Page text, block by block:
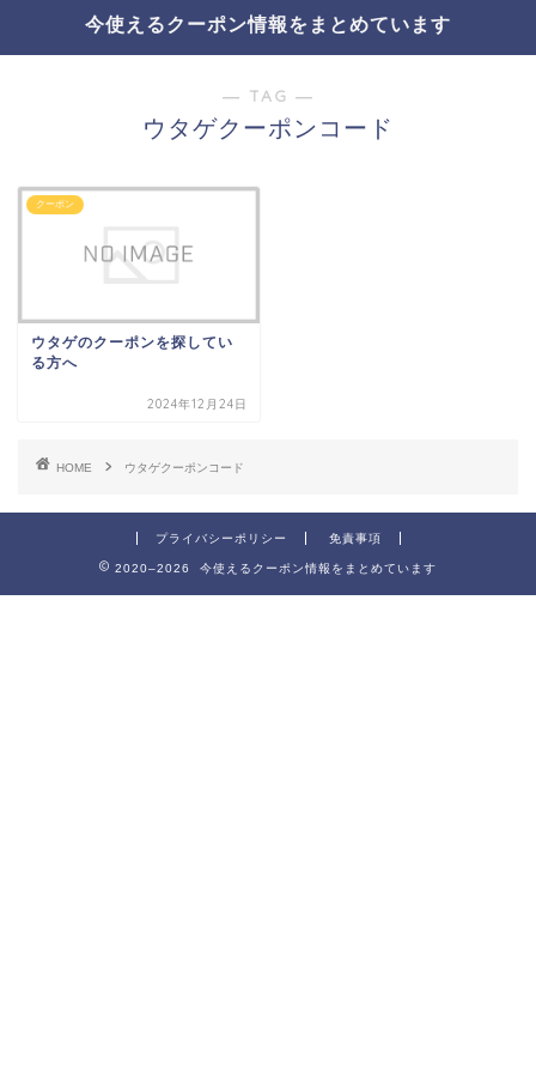
今使えるクーポン情報をまとめています
― TAG ―
ウタゲクーポンコード
クーポン
ウタゲのクーポンを探してい
る方へ
2024年12月24日
HOME ウタゲクーポンコード
プライバシーポリシー 免責事項
2020–2026 今使えるクーポン情報をまとめています